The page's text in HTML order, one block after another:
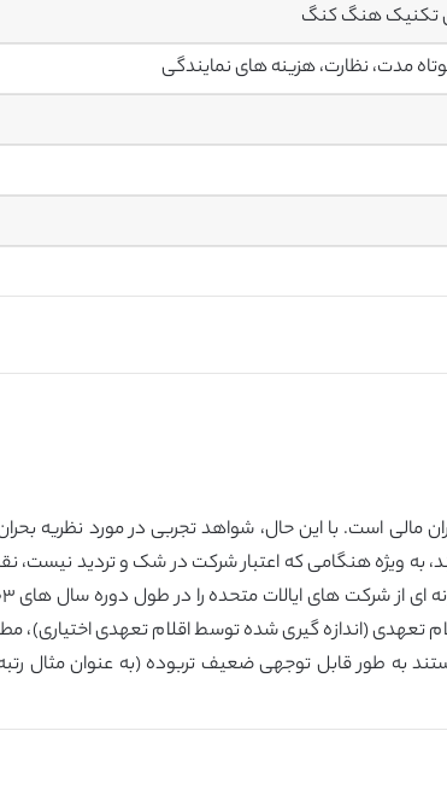
تکنیک هنگ کنگ
مدت، نظارت، هزینه های نمایندگی
مالی است. با این حال، شواهد تجربی در مورد نظریه
به ویژه هنگامی که اعتبار شرکت در شک و تردید نیست،
تعهدی (اندازه گیری شده توسط اقلام تعهدی اختیاری)،
هستند به طور قابل توجهی ضعیف تربوده (به عنوان مثال